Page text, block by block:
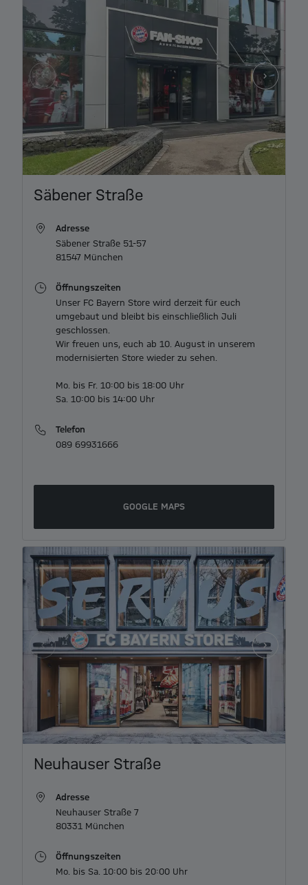
Säbener Straße
Adresse
Säbener Straße 51-57
81547 München
Öffnungszeiten
Unser FC Bayern Store wird derzeit für euch
umgebaut und bleibt bis einschließlich Juli
geschlossen.
Wir freuen uns, euch ab 10. August in unserem
modernisierten Store wieder zu sehen.
Mo. bis Fr. 10:00 bis 18:00 Uhr
Telefon
089 69931666
GOOGLE MAPS
Neuhauser Straße
Adresse
Neuhauser Straße 7
80331 München
Öffnungszeiten
Mo. bis Sa. 10:00 bis 20:00 Uhr